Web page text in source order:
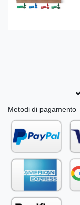
Metodi di pagamento